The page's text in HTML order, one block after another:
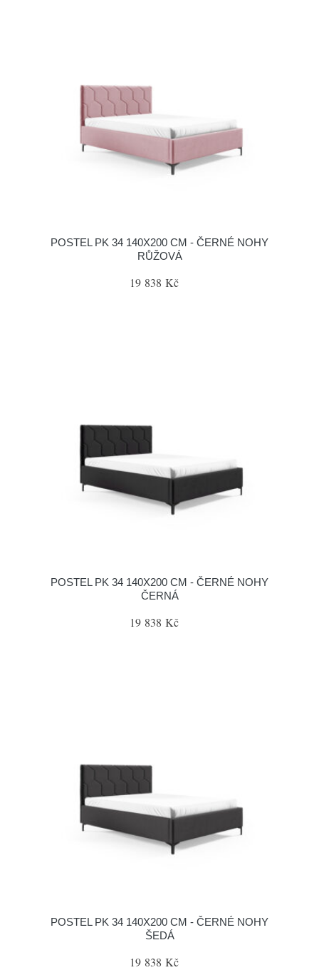
POSTEL PK 34 140X200 CM - ČERNÉ NOHY
RŮŽOVÁ
19 838 Kč
POSTEL PK 34 140X200 CM - ČERNÉ NOHY
ČERNÁ
19 838 Kč
POSTEL PK 34 140X200 CM - ČERNÉ NOHY
ŠEDÁ
19 838 Kč